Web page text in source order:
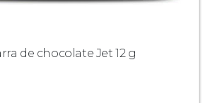
de chocolate Jet 12 g